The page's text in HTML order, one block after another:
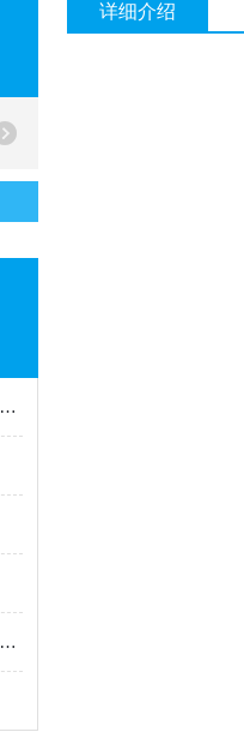
植物蛋白灌装机是食品生产中的重要一环
植物蛋白灌装机整体设计合理紧凑，占地面积小
详细介绍